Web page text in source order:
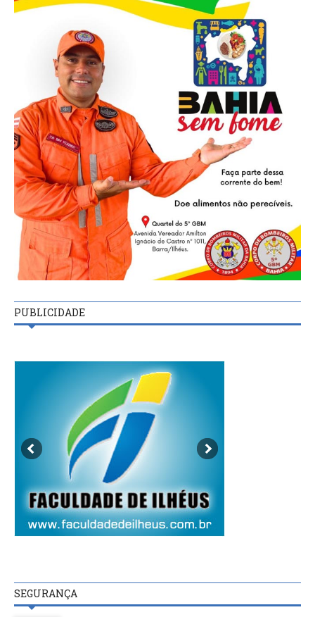
PUBLICIDADE
SEGURANÇA